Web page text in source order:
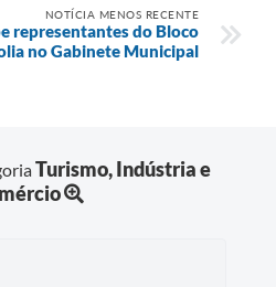
NOTÍCIA MENOS RECENTE
representantes do Bloco
no Gabinete Municipal
Turismo, Indústria e